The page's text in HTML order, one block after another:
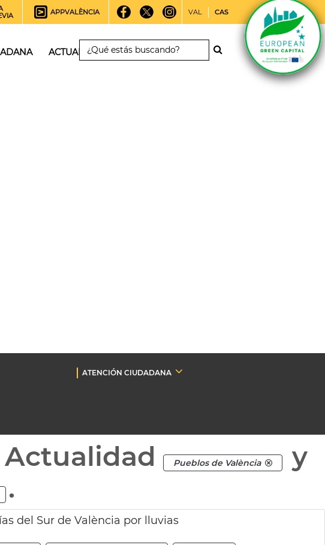
APPVALÈNCIA VAL CAS
ACTUALIDAD
ATENCIÓN CIUDADANA
Pueblos de València
y
.
del Sur de València por lluvias